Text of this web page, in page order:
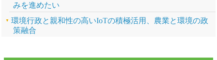
みを進めたい
環境行政と親和性の高いIoTの積極活用、農業と環境の政
策融合